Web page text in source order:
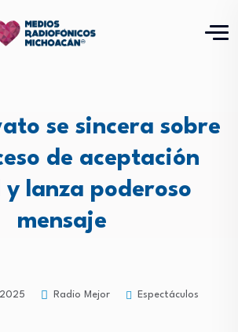
se sincera sobre
de aceptación
y lanza poderoso
mensaje
Radio Mejor
Espectáculos